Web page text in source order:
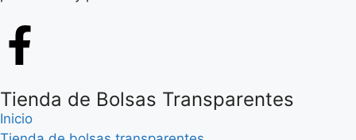
Tienda de Bolsas Transparentes
Inicio